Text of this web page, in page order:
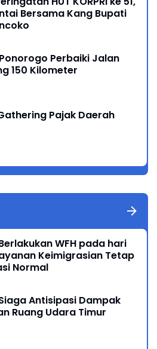
Bersama Kang Bupati
Perbaiki Jalan
150 Kilometer
Pajak Daerah
WFH pada hari
Keimigrasian Tetap
Normal
Antisipasi Dampak
Ruang Udara Timur